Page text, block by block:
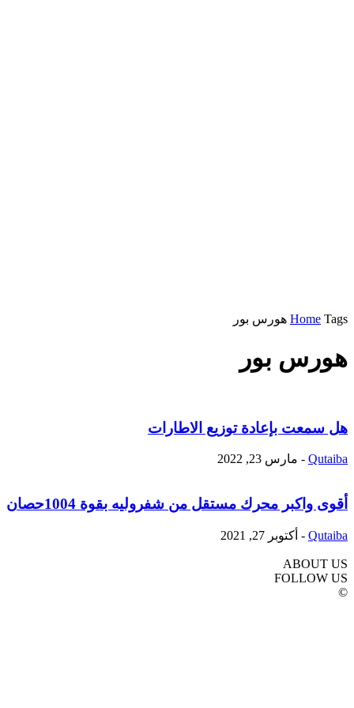
Home Tags هورس بور
هورس بور
هل سمعت بإعادة توزيع الاطارات
Qutaiba
- مارس 23, 2022
أقوى واكبر محرك مستقل من شفروليه بقوة 1004حصان
Qutaiba
- أكتوبر 27, 2021
ABOUT US
FOLLOW US
©